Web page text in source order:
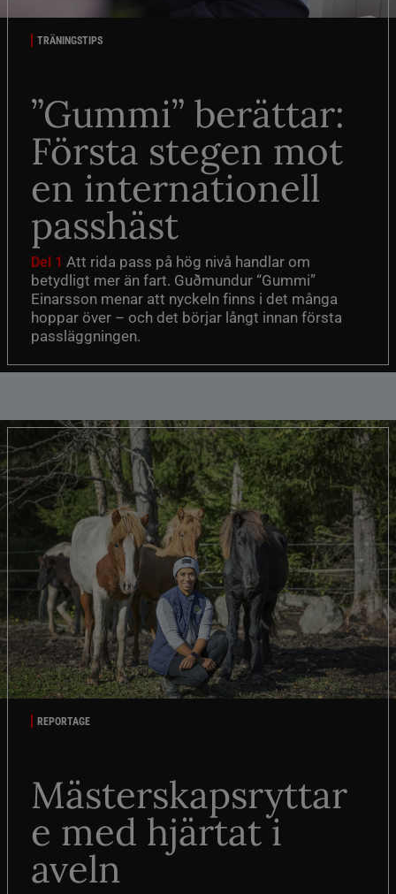
TRÄNINGSTIPS
”Gummi” berättar:
Första stegen mot
en internationell
passhäst
Del 1 Att rida pass på hög nivå handlar om
betydligt mer än fart. Guðmundur “Gummi”
Einarsson menar att nyckeln finns i det många
hoppar över – och det börjar långt innan första
passläggningen.
REPORTAGE
Mästerskapsryttar
e med hjärtat i
aveln